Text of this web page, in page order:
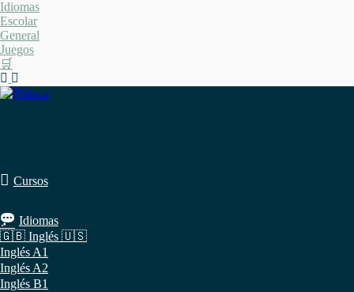
Saltar
al
contenido
Idiomas
Escolar
General
Juegos
🛒
Cursos
Idiomas
🇬🇧 Inglés 🇺🇸
Inglés A1
Inglés A2
Inglés B1